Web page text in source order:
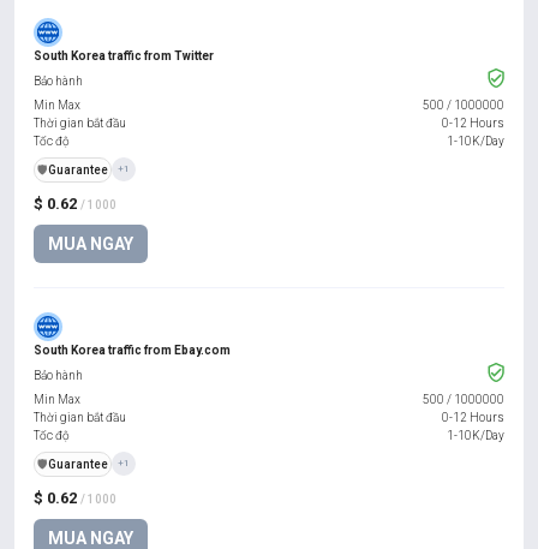
South Korea traffic from Twitter
$ 0.62 / 1000
MUA NGAY
Bảo hành
Min Max
500 / 1000000
Thời gian bắt đầu
0-12 Hours
Tốc độ
1-10K/Day
️🛡️Guarantee +1
South Korea traffic from Ebay.com
$ 0.62 / 1000
MUA NGAY
Bảo hành
Min Max
500 / 1000000
Thời gian bắt đầu
0-12 Hours
Tốc độ
1-10K/Day
️🛡️Guarantee +1